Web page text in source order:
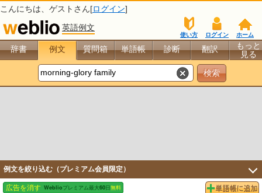
こんにちは、 ゲスト さん[ログイン]
英語例文
ホーム
ログイン
使い方
辞書 例文 質問箱 単語帳 診断 翻訳
もっと
見る
例文を絞り込む（プレミアム会員限定）